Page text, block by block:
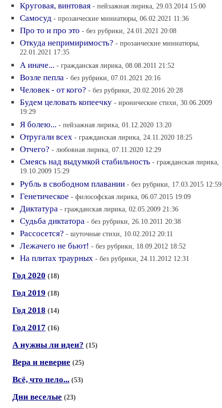
Круговая, винтовая - пейзажная лирика, 29.03.2014 15:00
Самосуд - прозаические миниатюры, 06.02.2021 11:36
Про то и про это - без рубрики, 24.01.2021 20:08
Откуда непримиримость? - прозаические миниатюры,
22.01.2021 17:35
А иначе... - гражданская лирика, 08.08.2011 21:52
Возле пепла - без рубрики, 07.01.2021 20:16
Человек - от кого? - без рубрики, 20.02.2016 20:28
Будем целовать копеечку - иронические стихи, 30.06.2009
19:29
Я болею... - пейзажная лирика, 01.12.2020 13:20
Отругали всех - гражданская лирика, 24.11.2020 18:25
Отчего? - любовная лирика, 07.11.2020 12:29
Смеясь над выдумкой стабильность - гражданская лирика,
19.10.2009 15:29
Рубль в свободном плавании - без рубрики, 17.03.2015 12:59
Генетическое - философская лирика, 06.07.2015 19:09
Диктатура - гражданская лирика, 02.05.2009 21:36
Судьба диктатора - без рубрики, 26.10.2011 20:38
Рассосется? - шуточные стихи, 10.02.2012 20:11
Лежачего не бьют! - без рубрики, 18.09.2012 18:52
На плитах траурных - без рубрики, 24.11.2012 12:31
Год 2020 (18)
Год 2019 (18)
Год 2018 (14)
Год 2017 (16)
А нужны ли идеи? (15)
Вера и неверие (25)
Всё, что пело... (53)
Дни веселые (23)